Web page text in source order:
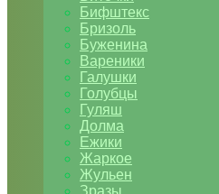
Бифштекс
Бризоль
Буженина
Вареники
Галушки
Голубцы
Гуляш
Долма
Ежики
Жаркое
Жульен
Зразы